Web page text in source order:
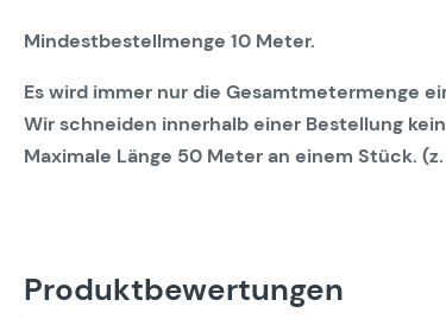
Mindestbestellmenge 10 Meter.
Es wird immer nur die Gesamtmetermenge
Wir schneiden innerhalb einer Bestellung
Maximale Länge 50 Meter an einem Stück.
Produktbewertungen